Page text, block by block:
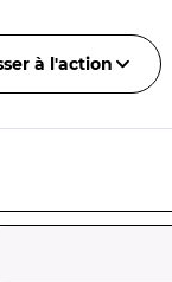
à l'action